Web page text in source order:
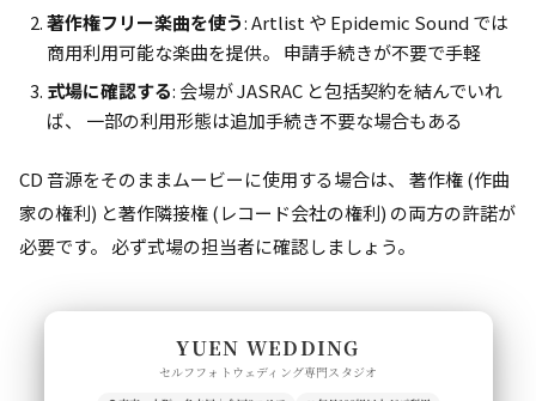
著作権フリー楽曲を使う: Artlist や Epidemic Sound では
商用利用可能な楽曲を提供。 申請手続きが不要で手軽
式場に確認する: 会場が JASRAC と包括契約を結んでいれ
ば、 一部の利用形態は追加手続き不要な場合もある
CD 音源をそのままムービーに使用する場合は、 著作権 (作曲
家の権利) と著作隣接権 (レコード会社の権利) の両方の許諾が
必要です。 必ず式場の担当者に確認しましょう。
YUEN WEDDING
セルフフォトウェディング専門スタジオ